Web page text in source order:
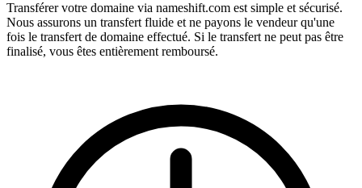
Transférer votre domaine via nameshift.com est simple et sécurisé.
Nous assurons un transfert fluide et ne payons le vendeur qu'une
fois le transfert de domaine effectué. Si le transfert ne peut pas être
finalisé, vous êtes entièrement remboursé.